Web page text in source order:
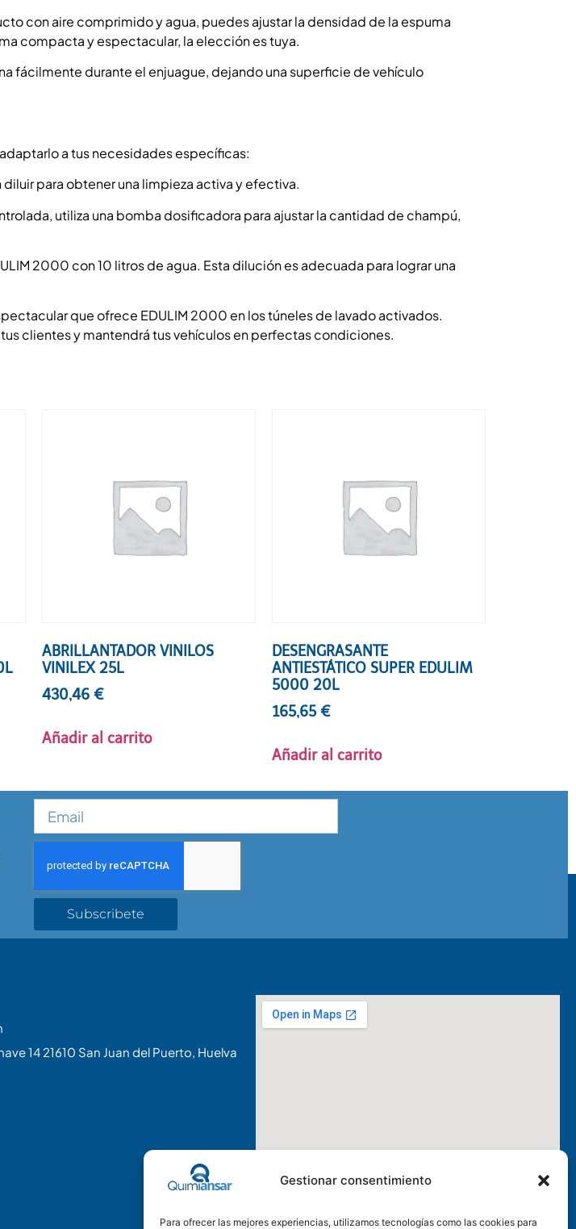
Gestionar consentimiento
Para ofrecer las mejores experiencias, utilizamos tecnologías como las cookies para
con aire comprimido y agua, puedes ajustar la densidad de la espuma
compacta y espectacular, la elección es tuya.
fácilmente durante el enjuague, dejando una superficie de vehículo
a tus necesidades específicas:
para obtener una limpieza activa y efectiva.
utiliza una bomba dosificadora para ajustar la cantidad de champú,
2000 con 10 litros de agua. Esta dilución es adecuada para lograr una
que ofrece EDULIM 2000 en los túneles de lavado activados.
clientes y mantendrá tus vehículos en perfectas condiciones.
ABRILLANTADOR VINILOS
VINILEX 25L
430,46 €
Añadir al carrito
DESENGRASANTE
ANTIESTÁTICO SUPER EDULIM
5000 20L
165,65€
Añadir al carrito
Subscribete
14 21610 San Juan del Puerto, Huelva